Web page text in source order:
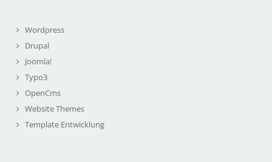
Wordpress
Drupal
Joomla!
Typo3
OpenCms
Website Themes
Template Entwicklung